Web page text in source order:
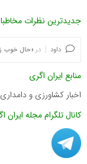
جدیدترین نظرات
داود در «حال خوب
منابع ایران اگری
اخبار کشاورزی و دامداری
کانال تلگرام مجله ایران